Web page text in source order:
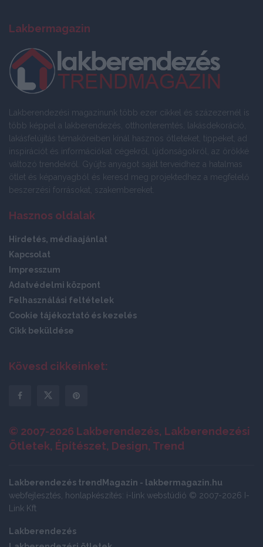
Lakbermagazin
Lakberendezési magazinunk több ezer cikkel és százezernél is
több képpel a lakberendezés, otthonteremtés, lakásdekoráció,
lakásfelújítás témaköreiben kínál hasznos ötleteket, tippeket, ad
inspirációt és információkat cégekről, újdonságokról, az örökké
változó trendekről. Gyűjts anyagot saját terveidhez a hatalmas
ötlet és képanyagból és keresd meg projektedhez a megfelelő
beszerzési forrásokat, szakembereket.
Hasznos oldalak
Hirdetés, médiaajánlat
Kapcsolat
Impresszum
Adatvédelmi központ
Felhasználási feltételek
Cookie tájékoztató és kezelés
Cikk beküldése
Kövesd cikkeinket:
© 2007-2026 Lakberendezés, Lakberendezési
Ötletek, Építészet, Design, Trend
Lakberendezés trendMagazin - lakbermagazin.hu
webfejlesztés, honlapkészítés: i-link webstúdió © 2007-2026 I-
Link Kft
Lakberendezés